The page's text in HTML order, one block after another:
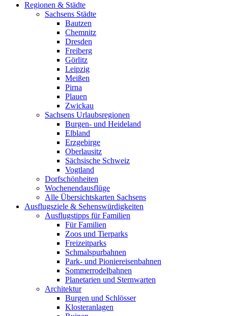
Regionen & Städte
Sachsens Städte
Bautzen
Chemnitz
Dresden
Freiberg
Görlitz
Leipzig
Meißen
Pirna
Plauen
Zwickau
Sachsens Urlaubsregionen
Burgen- und Heideland
Elbland
Erzgebirge
Oberlausitz
Sächsische Schweiz
Vogtland
Dorfschönheiten
Wochenendausflüge
Alle Übersichtskarten Sachsens
Ausflugsziele & Sehenswürdigkeiten
Ausflugstipps für Familien
Für Familien
Zoos und Tierparks
Freizeitparks
Schmalspurbahnen
Park- und Pioniereisenbahnen
Sommerrodelbahnen
Planetarien und Sternwarten
Architektur
Burgen und Schlösser
Klosteranlagen